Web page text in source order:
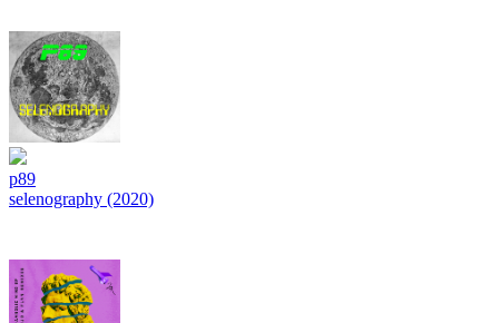
p89
selenography (2020)